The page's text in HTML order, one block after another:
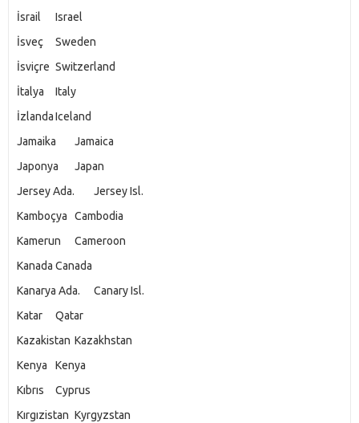
İsrail
Israel
İsveç
Sweden
İsviçre Switzerland
İtalya
Italy
İzlandaIceland
Jamaika
Jamaica
Japonya
Japan
Jersey Ada.
Jersey Isl.
Kamboçya
Cambodia
Kamerun
Cameroon
Kanada Canada
Kanarya Ada.
Canary Isl.
Katar
Qatar
Kazakistan Kazakhstan
Kenya
Kenya
Kıbrıs
Cyprus
Kırgızistan Kyrgyzstan